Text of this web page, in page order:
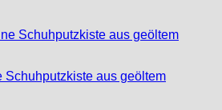
Schuhputzkiste aus geöltem